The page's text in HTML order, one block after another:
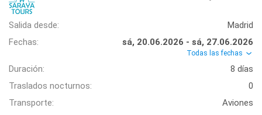
Salida desde:
Madrid
Fechas:
sá, 20.06.2026 - sá, 27.06.2026
Todas las fechas
Duración:
8 días
Traslados nocturnos:
0
Transporte:
Aviones